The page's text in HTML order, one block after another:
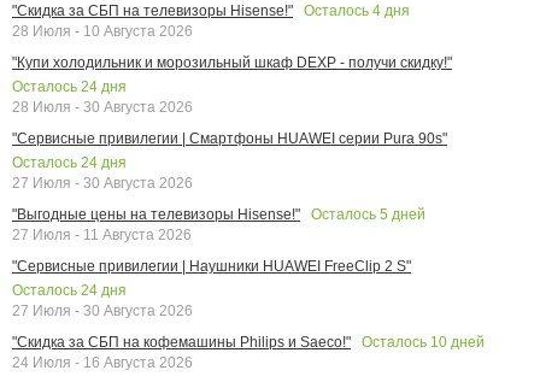
"Скидка за СБП на телевизоры Hisense!"
Осталось 4 дня
28 Июля - 10 Августа 2026
"Купи холодильник и морозильный шкаф DEXP - получи скидку!"
Осталось 24 дня
28 Июля - 30 Августа 2026
"Сервисные привилегии | Смартфоны HUAWEI серии Pura 90s"
Осталось 24 дня
27 Июля - 30 Августа 2026
"Выгодные цены на телевизоры Hisense!"
Осталось 5 дней
27 Июля - 11 Августа 2026
"Сервисные привилегии | Наушники HUAWEI FreeClip 2 S"
Осталось 24 дня
27 Июля - 30 Августа 2026
"Скидка за СБП на кофемашины Philips и Saeco!"
Осталось 10 дней
24 Июля - 16 Августа 2026